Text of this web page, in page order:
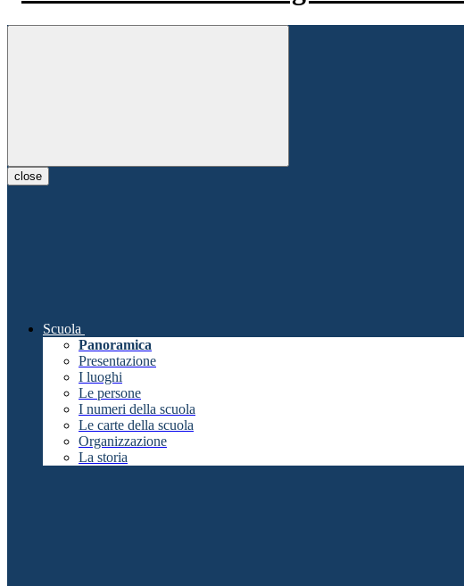
close
Scuola
Panoramica
Presentazione
I luoghi
Le persone
I numeri della scuola
Le carte della scuola
Organizzazione
La storia